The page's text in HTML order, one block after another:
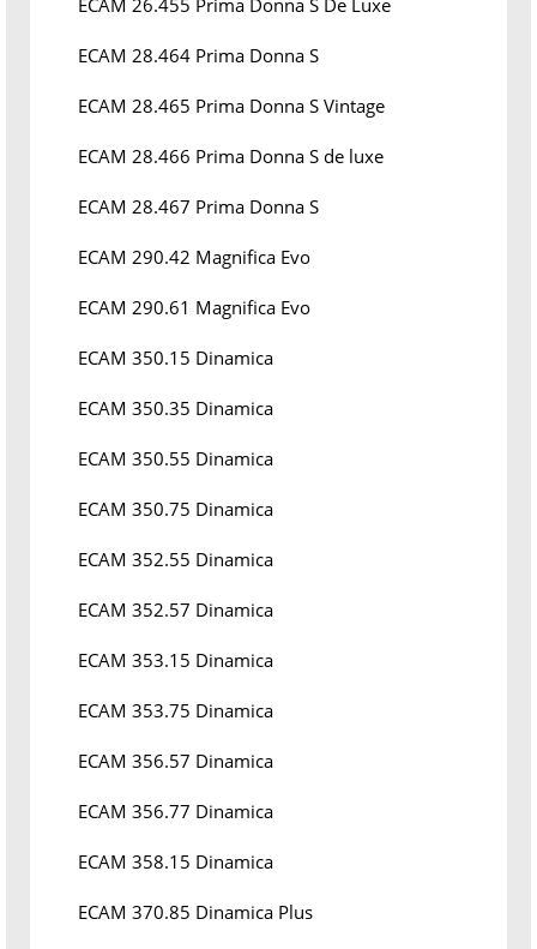
ECAM 26.455 Prima Donna S De Luxe
ECAM 28.464 Prima Donna S
ECAM 28.465 Prima Donna S Vintage
ECAM 28.466 Prima Donna S de luxe
ECAM 28.467 Prima Donna S
ECAM 290.42 Magnifica Evo
ECAM 290.61 Magnifica Evo
ECAM 350.15 Dinamica
ECAM 350.35 Dinamica
ECAM 350.55 Dinamica
ECAM 350.75 Dinamica
ECAM 352.55 Dinamica
ECAM 352.57 Dinamica
ECAM 353.15 Dinamica
ECAM 353.75 Dinamica
ECAM 356.57 Dinamica
ECAM 356.77 Dinamica
ECAM 358.15 Dinamica
ECAM 370.85 Dinamica Plus